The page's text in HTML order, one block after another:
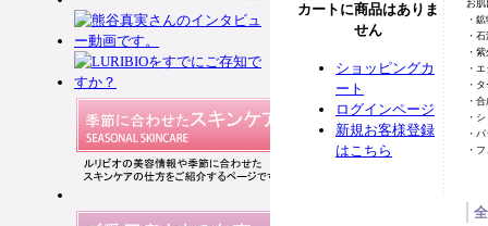
カートに商品はありま
せん
ショッピングカ
ート
ログインページ
新規お客様登録
はこちら
お肌
・
・
・
・
・
・
・
・
・